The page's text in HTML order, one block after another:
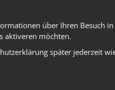
über Ihren Besuch
aktiveren möchten.
später jederzeit